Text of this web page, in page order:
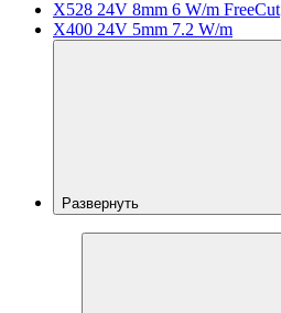
X528 24V 8mm 6 W/m FreeCut
X400 24V 5mm 7.2 W/m
Развернуть